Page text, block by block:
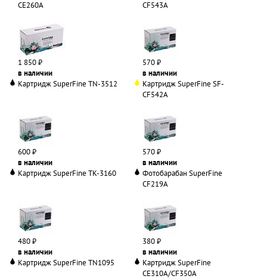
CE260A
1 850 ₽
в наличии
CF543A
570 ₽
в наличии
Картридж SuperFine TN-3512
600 ₽
в наличии
Картридж SuperFine SF-
CF542A
570 ₽
в наличии
Картридж SuperFine TK-3160
480 ₽
в наличии
Фотобарабан SuperFine
CF219A
380 ₽
в наличии
Картридж SuperFine TN1095
Картридж SuperFine
CE310A/CF350A